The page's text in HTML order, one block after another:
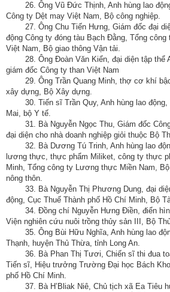
26. Ông Vũ Đức Thịnh, Anh hùng lao
Công ty Dệt may Việt Nam, Bộ công nghiệp.
27. Ông Chu Tiến Hưng, Giám đốc đại
động Công ty đóng tàu Bạch Đằng, Tổng công
Việt Nam, Bộ giao thông Vận tải.
28. Ông Đoàn Văn Kiển, đại diện tập thể
giám đốc Công ty than Việt Nam
29. Ông Trần Quang Minh, thợ cơ khí
xây dựng, Bộ Xây dựng.
30. Tiến sĩ Trần Quy, Anh hùng lao
Mai, bộ Y tế.
31. Bà Nguyễn Ngọc Thu, Giám đốc
đại diện cho nhà doanh nghiệp giỏi thuộc Bộ
32. Bà Dương Tú Trinh, Anh hùng lao
lương thực, thực phẩm Miliket, công ty thực
Minh, Tổng công ty Lương thực Miền Nam,
nông thôn.
33. Bà Nguyễn Thị Phương Dung, đại
động, Cục Thuế Thành phố Hồ Chí Minh, Bộ
34. Đồng chí Nguyễn Hưng Điền, điển
Viện nghiên cứu nuôi trồng thủy sản III, Bộ
35. Ông Bùi Hữu Nghĩa, Anh hùng lao
Thạnh, huyện Thủ Thừa, tỉnh Long An.
36. Bà Phan Thị Tươi, Chiến sĩ thi đua
Tiến sĩ, Hiệu trưởng Trường Đại học Bách
phố Hồ Chí Minh.
37. Bà H’Bliak Niê, Chủ tịch xã Ea Tiêu